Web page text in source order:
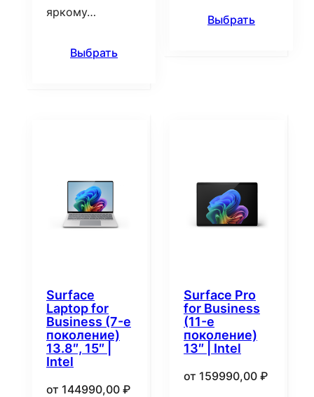
яркому…
Выбрать
Выбрать
Surface
Laptop for
Business (7-е
поколение)
13.8″, 15″ |
Intel
от 144990,00 ₽
Surface Pro
for Business
(11-е
поколение)
13″ | Intel
от 159990,00 ₽